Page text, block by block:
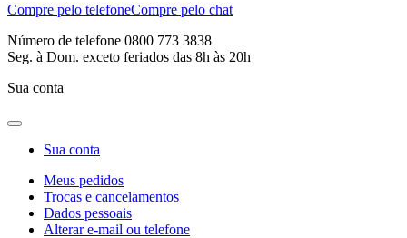
Compre pelo telefoneCompre pelo chat
Número de telefone 0800 773 3838
Seg. à Dom. exceto feriados das 8h às 20h
Sua conta
Sua conta
Meus pedidos
Trocas e cancelamentos
Dados pessoais
Alterar e-mail ou telefone